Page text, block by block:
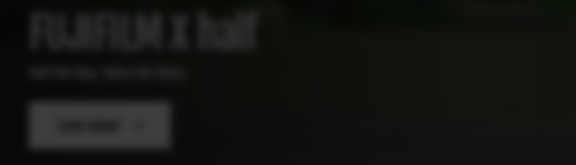
FUJIFILM X half